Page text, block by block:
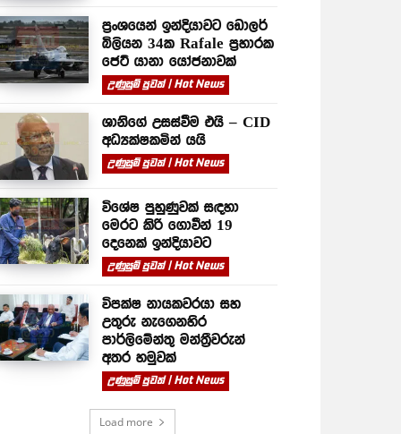
ප්‍රංශයෙන් ඉන්දියාවට ඩොලර්
බිලියන 34ක Rafale ප්‍රහාරක
ජෙට් යානා යෝජනාවක්
උණුසුම් පුවත් | Hot News
ශානිගේ උසස්වීම එයි – CID
අධ්‍යක්ෂකමින් යයි
උණුසුම් පුවත් | Hot News
විශේෂ පුහුණුවක් සඳහා
මෙරට කිරි ගොවීන් 19
දෙනෙක් ඉන්දියාවට
උණුසුම් පුවත් | Hot News
විපක්ෂ නායකවරයා සහ
උතුරු නැගෙනහිර
පාර්ලිමේන්තු මන්ත්‍රීවරුන්
අතර හමුවක්
උණුසුම් පුවත් | Hot News
Load more